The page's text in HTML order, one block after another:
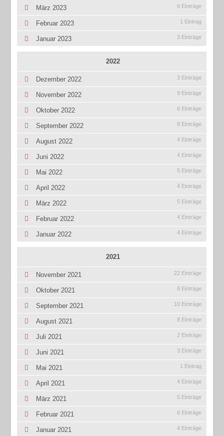
März 2023 6 Einträge
Februar 2023 1 Eintrag
Januar 2023 3 Einträge
2022
Dezember 2022 3 Einträge
November 2022 9 Einträge
Oktober 2022 6 Einträge
September 2022 8 Einträge
August 2022 4 Einträge
Juni 2022 4 Einträge
Mai 2022 5 Einträge
April 2022 4 Einträge
März 2022 5 Einträge
Februar 2022 4 Einträge
Januar 2022 4 Einträge
2021
November 2021 22 Einträge
Oktober 2021 8 Einträge
September 2021 10 Einträge
August 2021 8 Einträge
Juli 2021 2 Einträge
Juni 2021 3 Einträge
Mai 2021 1 Eintrag
April 2021 4 Einträge
März 2021 5 Einträge
Februar 2021 6 Einträge
Januar 2021 4 Einträge